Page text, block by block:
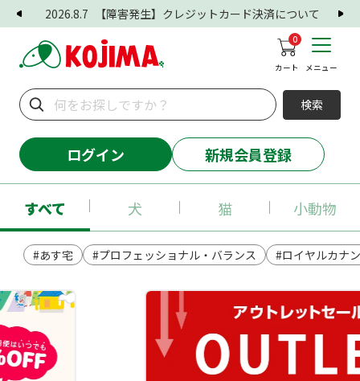
2026.8.7 【障害発生】クレジットカード決済について
0
カート メニュー
検索
ログイン 新規会員登録
すべて 犬 猫 小動物
#あす宅 #プロフェッショナル・バランス #ロイヤルカナン